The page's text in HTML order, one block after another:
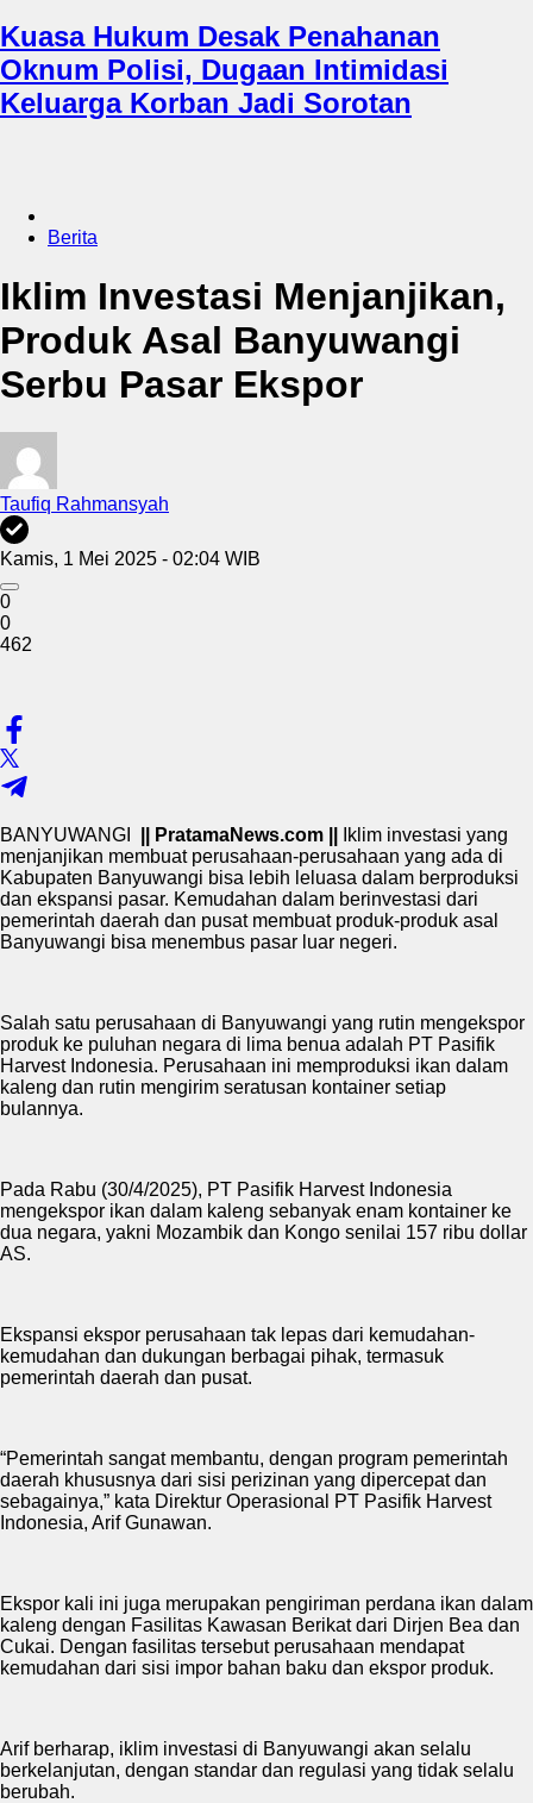
Kuasa Hukum Desak Penahanan
Oknum Polisi, Dugaan Intimidasi
Keluarga Korban Jadi Sorotan
Berita
Iklim Investasi Menjanjikan,
Produk Asal Banyuwangi
Serbu Pasar Ekspor
Taufiq Rahmansyah
Kamis, 1 Mei 2025 - 02:04 WIB
0
0
462
BANYUWANGI || PratamaNews.com ||
Iklim investasi yang
menjanjikan membuat perusahaan-perusahaan yang ada di
Kabupaten Banyuwangi bisa lebih leluasa dalam berproduksi
dan ekspansi pasar. Kemudahan dalam berinvestasi dari
pemerintah daerah dan pusat membuat produk-produk asal
Banyuwangi bisa menembus pasar luar negeri.
Salah satu perusahaan di Banyuwangi yang rutin mengekspor
produk ke puluhan negara di lima benua adalah PT Pasifik
Harvest Indonesia. Perusahaan ini memproduksi ikan dalam
kaleng dan rutin mengirim seratusan kontainer setiap
bulannya.
Pada Rabu (30/4/2025), PT Pasifik Harvest Indonesia
mengekspor ikan dalam kaleng sebanyak enam kontainer ke
dua negara, yakni Mozambik dan Kongo senilai 157 ribu dollar
AS.
Ekspansi ekspor perusahaan tak lepas dari kemudahan-
kemudahan dan dukungan berbagai pihak, termasuk
pemerintah daerah dan pusat.
“Pemerintah sangat membantu, dengan program pemerintah
daerah khususnya dari sisi perizinan yang dipercepat dan
sebagainya,” kata Direktur Operasional PT Pasifik Harvest
Indonesia, Arif Gunawan.
Ekspor kali ini juga merupakan pengiriman perdana ikan dalam
kaleng dengan Fasilitas Kawasan Berikat dari Dirjen Bea dan
Cukai. Dengan fasilitas tersebut perusahaan mendapat
kemudahan dari sisi impor bahan baku dan ekspor produk.
Arif berharap, iklim investasi di Banyuwangi akan selalu
berkelanjutan, dengan standar dan regulasi yang tidak selalu
berubah.